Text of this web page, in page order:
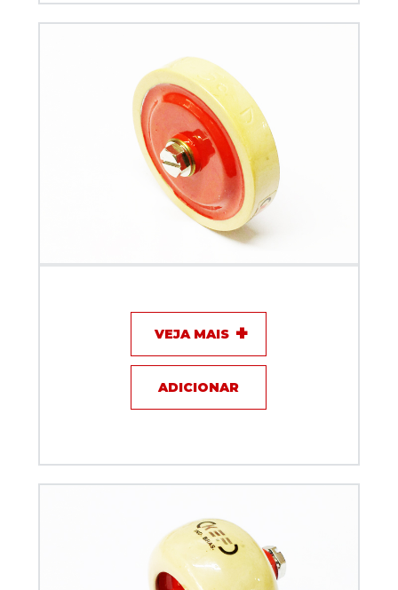
VEJA MAIS
ADICIONAR